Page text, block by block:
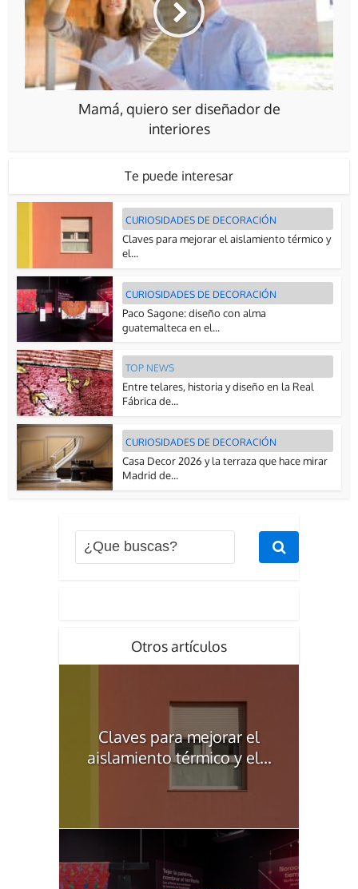
Mamá, quiero ser diseñador de
interiores
Te puede interesar
CURIOSIDADES DE DECORACIÓN
Claves para mejorar el aislamiento térmico y
el...
CURIOSIDADES DE DECORACIÓN
Paco Sagone: diseño con alma
guatemalteca en el...
TOP NEWS
Entre telares, historia y diseño en la Real
Fábrica de...
CURIOSIDADES DE DECORACIÓN
Casa Decor 2026 y la terraza que hace mirar
Madrid de...
Otros artículos
Claves para mejorar el
aislamiento térmico y el...